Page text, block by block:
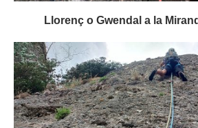
Llorenç o Gwendal a la